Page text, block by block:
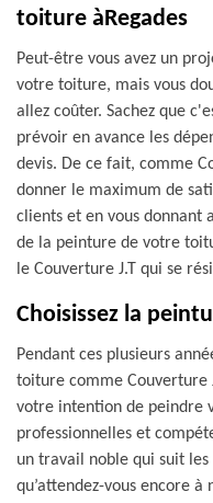
toiture àRegades
Peut-être vous avez un
votre toiture, mais vous
allez coûter. Sachez que
prévoir en avance les
devis. De ce fait, comme
donner le maximum de
clients et en vous donnant
de la peinture de votre
le Couverture J.T qui se
Choisissez la
Pendant ces plusieurs
toiture comme Couverture
votre intention de peindre
professionnelles et
un travail noble qui suit
qu’attendez-vous encore